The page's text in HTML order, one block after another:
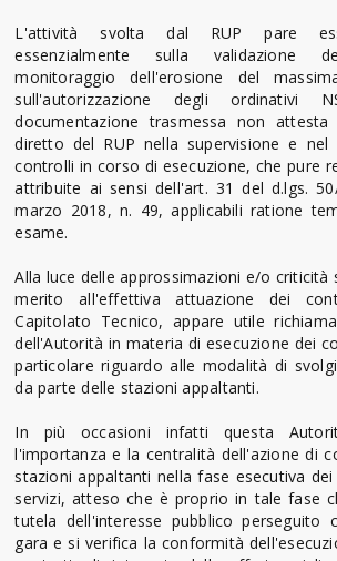
L'attività svolta dal RUP pare
essenzialmente sulla validazione
monitoraggio dell'erosione del
sull'autorizzazione degli ordinativi
documentazione trasmessa non attesta
diretto del RUP nella supervisione e nel
controlli in corso di esecuzione, che pure
attribuite ai sensi dell'art. 31 del d.lgs.
marzo 2018, n. 49, applicabili ratione
esame.
Alla luce delle approssimazioni e/o criticità
merito all'effettiva attuazione dei
Capitolato Tecnico, appare utile
dell'Autorità in materia di esecuzione dei
particolare riguardo alle modalità di
da parte delle stazioni appaltanti.
In più occasioni infatti questa
l'importanza e la centralità dell'azione di
stazioni appaltanti nella fase esecutiva
servizi, atteso che è proprio in tale fase
tutela dell'interesse pubblico perseguito
gara e si verifica la conformità